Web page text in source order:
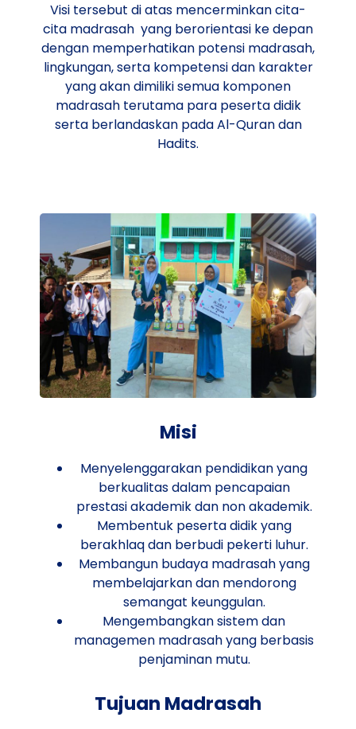
Visi tersebut di atas mencerminkan cita-
cita madrasah yang berorientasi ke depan
dengan memperhatikan potensi madrasah,
lingkungan, serta kompetensi dan karakter
yang akan dimiliki semua komponen
madrasah terutama para peserta didik
serta berlandaskan pada Al-Quran dan
Hadits.
Misi
Menyelenggarakan pendidikan yang
berkualitas dalam pencapaian
prestasi akademik dan non akademik.
Membentuk peserta didik yang
berakhlaq dan berbudi pekerti luhur.
Membangun budaya madrasah yang
membelajarkan dan mendorong
semangat keunggulan.
Mengembangkan sistem dan
managemen madrasah yang berbasis
penjaminan mutu.
Tujuan Madrasah